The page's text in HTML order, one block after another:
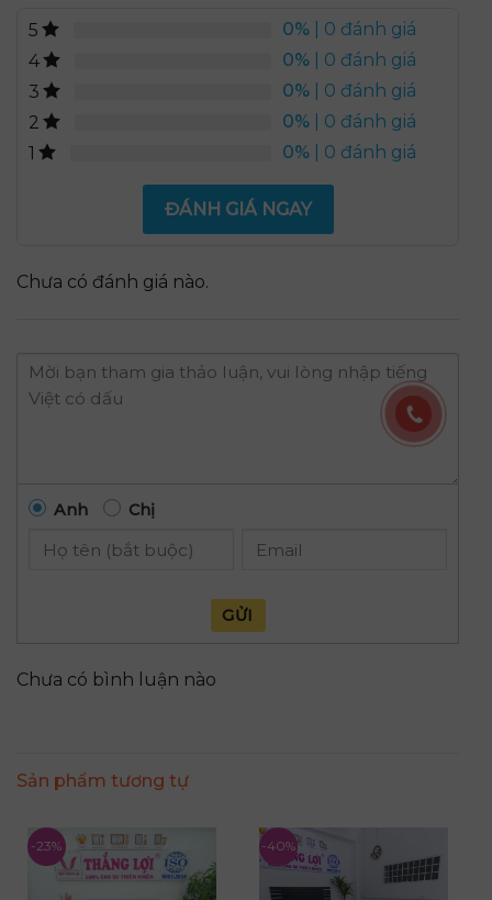
5 0% | 0 đánh giá
4
0% | 0 đánh giá
3
0% | 0 đánh giá
2
0% | 0 đánh giá
1
0% | 0 đánh giá
ĐÁNH GIÁ NGAY
Chưa có đánh giá nào.
Anh Chị
GỬI
Chưa có bình luận nào
Sản phẩm tương tự
-23% -40%